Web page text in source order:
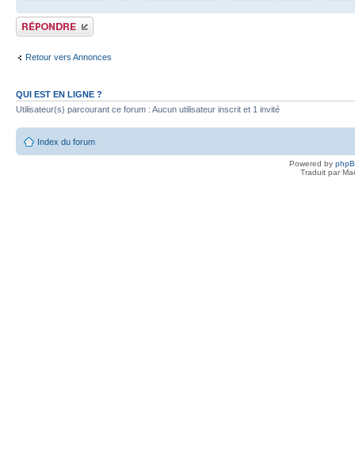
Publier une réponse
Retour vers Annonces
QUI EST EN LIGNE ?
Utilisateur(s) parcourant ce forum : Aucun utilisateur inscrit et 1 invité
Index du forum
Powered by
Traduit par